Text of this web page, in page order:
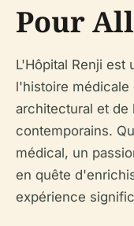
Pour
L'Hôpital Renji est
l'histoire médicale
architectural et
contemporains.
médical, un
en quête
expérience